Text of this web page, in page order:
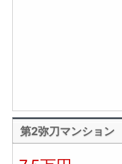
第2弥刀マンション